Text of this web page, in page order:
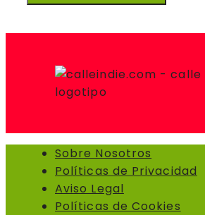
Sobre Nosotros
Políticas de Privacidad
Aviso Legal
Políticas de Cookies